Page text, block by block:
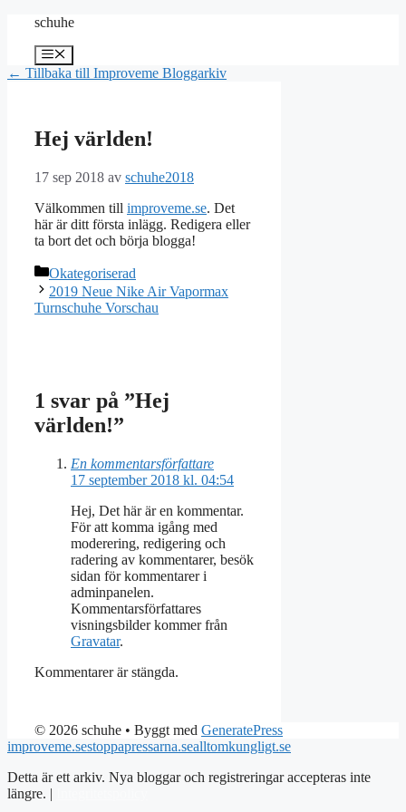
Hoppa
innehåll
schuhe
Meny
← Tillbaka till Improveme Bloggarkiv
Hej världen!
17 sep 2018 av schuhe2018
Välkommen till improveme.se. Det
här är ditt första inlägg. Redigera eller
ta bort det och börja blogga!
Kategorier
Okategoriserad
2019 Neue Nike Air Vapormax
Turnschuhe Vorschau
1 svar på ”Hej
världen!”
En kommentarsförfattare
17 september 2018 kl. 04:54
Hej, Det här är en kommentar.
För att komma igång med
moderering, redigering och
radering av kommentarer, besök
sidan för kommentarer i
adminpanelen.
Kommentarsförfattares
visningsbilder kommer från
Gravatar.
Kommentarer är stängda.
© 2026 schuhe • Byggt med GeneratePress
improveme.sestoppapressarna.sealltomkungligt.se
Detta är ett arkiv. Nya bloggar och registreringar accepteras inte
längre. |